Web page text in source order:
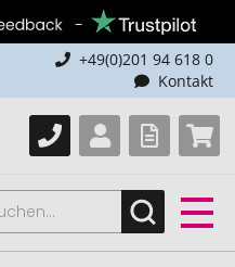
+49(0)201 94 618 0
Kontakt